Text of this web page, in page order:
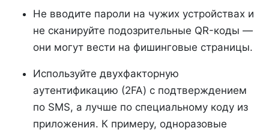
Не вводите пароли на чужих устройствах и
не сканируйте подозрительные QR-коды —
они могут вести на фишинговые страницы.
Используйте двухфакторную
аутентификацию (2FA) с подтверждением
по SMS, а лучше по специальному коду из
приложения. К примеру, одноразовые